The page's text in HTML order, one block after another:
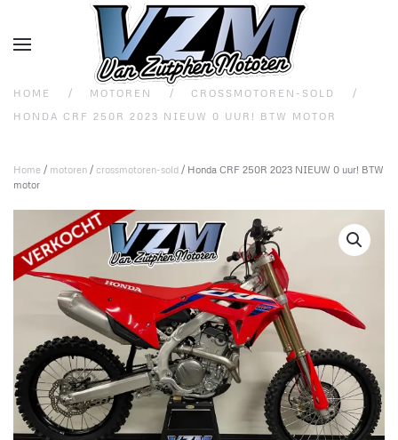
Overslaan en naar de inhoud gaan
HOME MOTOREN
CROSSMOTOREN-SOLD
HONDA CRF 250R 2023 NIEUW 0 UUR! BTW MOTOR
Home / motoren / crossmotoren-sold / Honda CRF 250R 2023 NIEUW 0 uur! BTW
motor